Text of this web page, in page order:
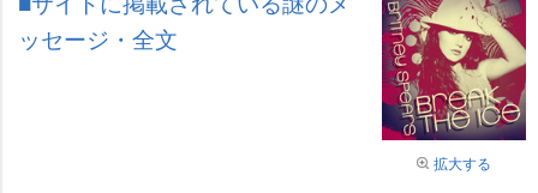
拡大する
ッセージ・全文